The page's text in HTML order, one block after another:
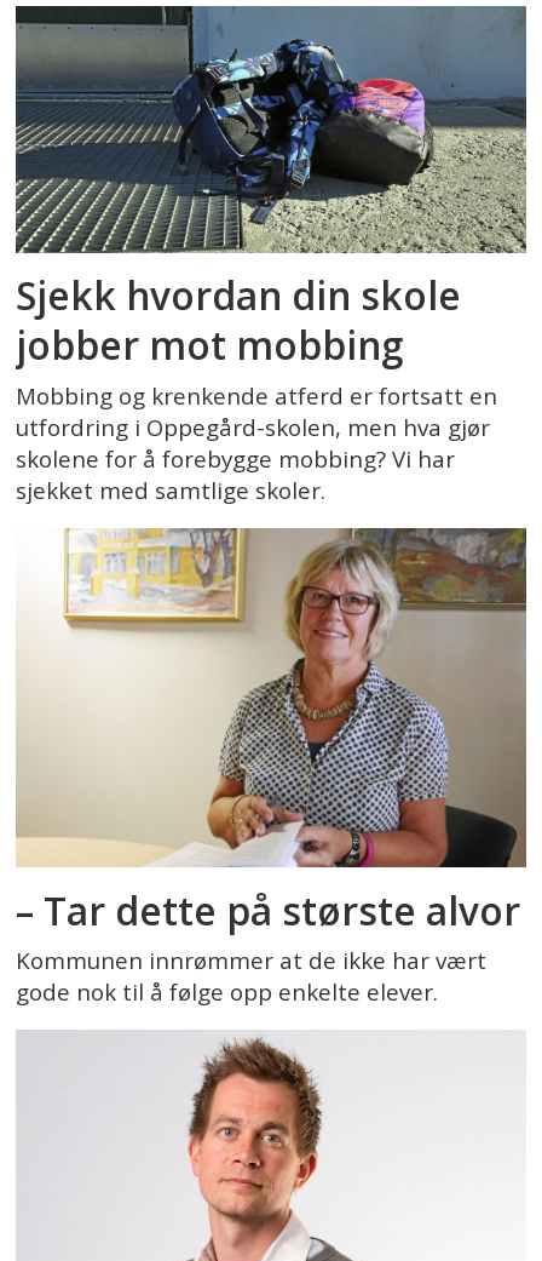
Sjekk hvordan din skole
jobber mot mobbing
Mobbing og krenkende atferd er fortsatt en
utfordring i Oppegård-skolen, men hva gjør
skolene for å forebygge mobbing? Vi har
sjekket med samtlige skoler.
– Tar dette på største alvor
Kommunen innrømmer at de ikke har vært
gode nok til å følge opp enkelte elever.